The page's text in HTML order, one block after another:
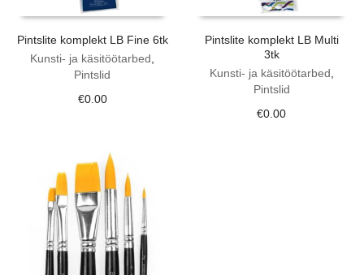
Pintslite komplekt LB Fine 6tk
Kunsti- ja käsitöötarbed
Pintslid
€0.00
Pintslite komplekt LB Multi
3tk
Kunsti- ja käsitöötarbed
Pintslid
€0.00